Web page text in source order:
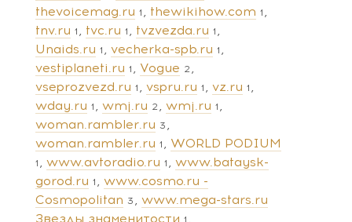
thevoicemag.ru 1 thewikihow.com 1
tnv.ru 1 tvc.ru 1 tvzvezda.ru 1
Unaids.ru 1 vecherka-spb.ru 1
vestiplaneti.ru 1 Vogue 2
vseprozvezd.ru 1 vspru.ru 1 vz.ru 1
wday.ru 1 wmj.ru 2 wmj.ru 1
woman.rambler.ru 3
woman.rambler.ru 1 WORLD PODIUM
1 www.avtoradio.ru 1
www.bataysk-
gorod.ru 1
www.cosmo.ru -
Cosmopolitan 3
www.mega-stars.ru
Звезды знаменитости 1